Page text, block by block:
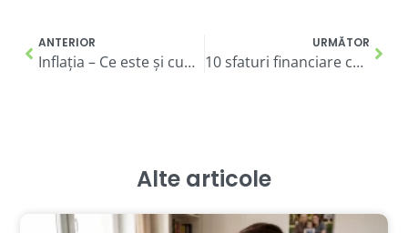
ANTERIOR
Inflația – Ce este și cum ne afectează? Află tot ce trebuie să știi despre acest subiect!
URMĂTOR
10 sfaturi financiare ca să-ți planifici corect vacanța!
Alte articole